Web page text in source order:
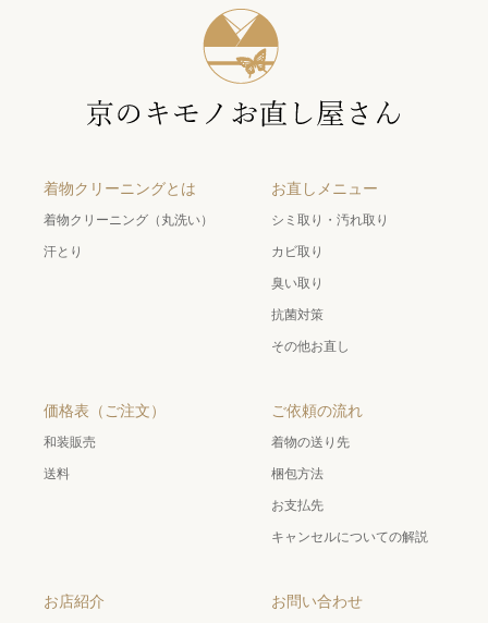
着物クリーニングとは
着物クリーニング（丸洗い）
汗とり
お直しメニュー
シミ取り・汚れ取り
カビ取り
臭い取り
抗菌対策
その他お直し
価格表（ご注文）
和装販売
送料
ご依頼の流れ
着物の送り先
梱包方法
お支払先
キャンセルについての解説
お店紹介 お問い合わせ